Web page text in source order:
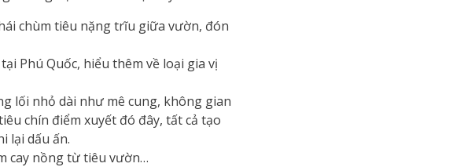
chùm tiêu nặng trĩu giữa vườn, đón
Phú Quốc, hiểu thêm về loại gia vị
lối nhỏ dài như mê cung, không gian
chín điểm xuyết đó đây, tất cả tạo
lại dấu ấn.
cay nồng từ tiêu vườn…